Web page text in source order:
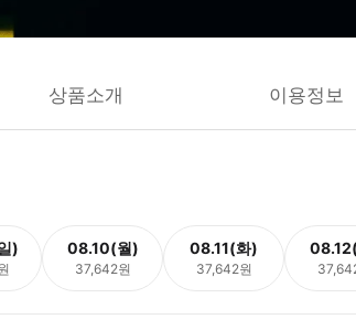
상품소개 이용정보
) 08.10(월)
37,642원
08.11(화)
37,642원